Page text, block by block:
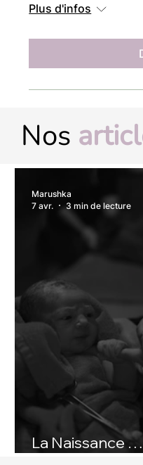
Plus d'infos
Nos
La Naissance
Marushka
7 avr.
3 min de lecture